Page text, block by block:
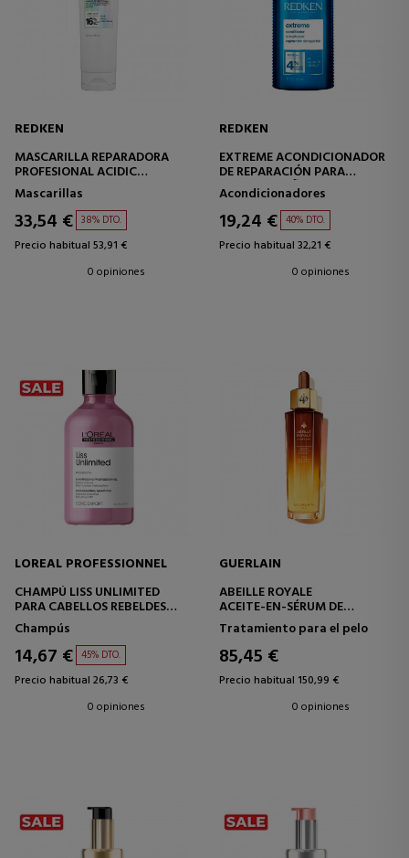
REDKEN
MASCARILLA REPARADORA
PROFESIONAL ACIDIC
BONDING CONCENTRATE
Mascarillas
33,54 € 38% DTO.
Precio habitual 53,91 €
0 opiniones
REDKEN
EXTREME ACONDICIONADOR
DE REPARACIÓN PARA
CABELLO DAÑADO
Acondicionadores
19,24 € 40% DTO.
Precio habitual 32,21 €
0 opiniones
LOREAL PROFESSIONNEL
CHAMPÚ LISS UNLIMITED
PARA CABELLOS REBELDES
ENCRESPADOS
Champús
14,67 € 45% DTO.
Precio habitual 26,73 €
0 opiniones
GUERLAIN
ABEILLE ROYALE
ACEITE-EN-SÉRUM DE
JUVENTUD CUERO
CABELLUDO Y CABELLO
Tratamiento para el pelo
85,45 €
Precio habitual 150,99 €
0 opiniones